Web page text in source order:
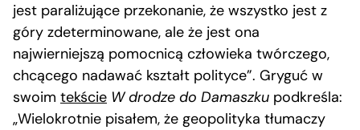
jest paraliżujące przekonanie, że wszystko jest z
góry zdeterminowane, ale że jest ona
najwierniejszą pomocnicą człowieka twórczego,
chcącego nadawać kształt polityce”. Gryguć w
swoim tekście W drodze do Damaszku podkreśla:
„Wielokrotnie pisałem, że geopolityka tłumaczy